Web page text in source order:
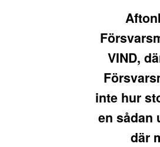
VIND,
inte hur
en sådan
där